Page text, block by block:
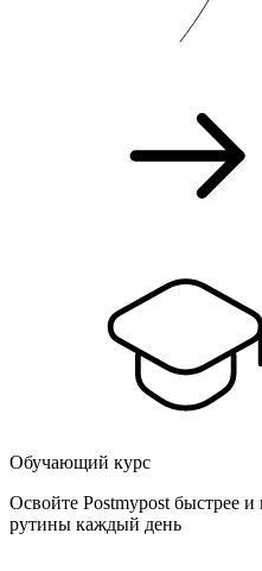
Обучающий курс
Освойте Postmypost быстрее
рутины каждый день